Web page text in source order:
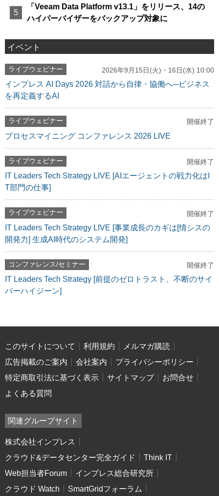
「Veeam Data Platform v13.1」をリリース、14の
ハイパーバイザーをバックアップ対象に
イベント
ライブウェビナー 2026年9月15日(火)・16日(水) 10:00
インプレス AI Days 2026 対話から自律・協働へ─ビジネス
を再定義するAI
ライブウェビナー 開催終了
プロセスマイニング コンファレンス 2026 LIVE
ライブウェビナー 開催終了
IT Leaders Tech Strategy LIVE [AIエージェントの戦力化はI
T部門の仕事]
ライブウェビナー 開催終了
IT Leaders Tech Strategy LIVE [事業成長のカギは[情シスの
開発力] 生成AI時代のシステム開発]
コンファレンス/セミナー 開催終了
IT Leaders Tech Strategy [前提のゼロトラスト、不断のサイ
バーハイジーン]
このサイトについて 利用規約
メルマガ購読
広告掲載のご案内
会社案内
プライバシーポリシー
特定商取引法に基づく表示
サイトマップ
お問合せ
よくある質問
関連グループサイト
株式会社インプレス
クラウド&データセンター完全ガイド
Think IT
Web担当者Forum
インプレス総合研究所
クラウド Watch
SmartGridフォーラム